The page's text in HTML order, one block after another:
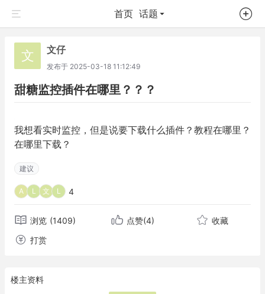
首页 话题
文 文仔
发布于 2025-03-18 11:12:49
甜糖监控插件在哪里？？？
我想看实时监控，但是说要下载什么插件？教程在哪里？
在哪里下载？
建议
A L 文 L 4
浏览 (1409) 点赞(4)
收藏
打赏
楼主资料